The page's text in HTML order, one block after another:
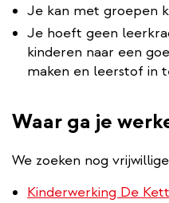
Je kan met groepen
Je hoeft geen
kinderen naar een
maken en leerstof in
Waar ga je
We zoeken nog
Kinderwerking De